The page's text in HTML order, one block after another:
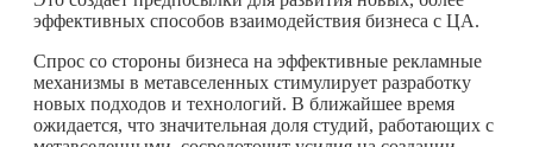
эффективных способов взаимодействия бизнеса с ЦА.
Спрос со стороны бизнеса на эффективные рекламные
механизмы в метавселенных стимулирует разработку
новых подходов и технологий. В ближайшее время
ожидается, что значительная доля студий, работающих с